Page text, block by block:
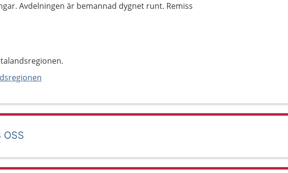
Avdelningen är bemannad dygnet runt. Remiss
OSS